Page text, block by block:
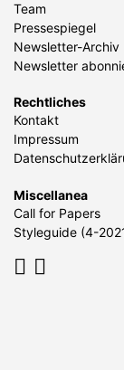
Team
Pressespiegel
Newsletter-Archiv
Newsletter
Rechtliches
Kontakt
Impressum
Miscellanea
Call for Papers
Styleguide (4-